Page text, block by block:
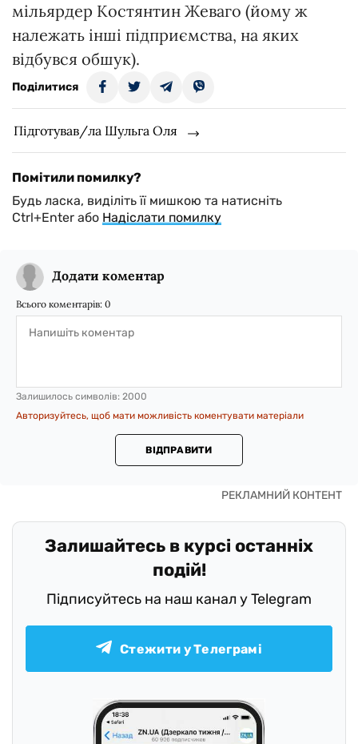
мільярдер Костянтин Жеваго (йому ж
належать інші підприємства, на яких
відбувся обшук).
Поділитися
Підготував/ла Шульга Оля
Помітили помилку?
Будь ласка, виділіть її мишкою та натисніть
Ctrl+Enter або Надіслати помилку
Додати коментар
Всього коментарів: 0
Залишилось символів: 2000
Авторизуйтесь, щоб мати можливість коментувати матеріали
ВІДПРАВИТИ
Залишайтесь в курсі останніх
подій!
Підписуйтесь на наш канал у Telegram
Стежити у Телеграмі